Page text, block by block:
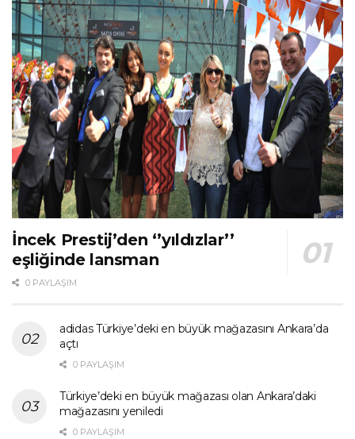
İncek Prestij’den ‘’yıldızlar’’
eşliğinde lansman
0 PAYLAŞIM
adidas Türkiye’deki en büyük mağazasını Ankara’da
açtı
0 PAYLAŞIM
Türkiye’deki en büyük mağazası olan Ankara’daki
mağazasını yeniledi
0 PAYLAŞIM